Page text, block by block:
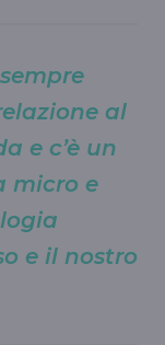
al
e c’è un
micro e
e il nostro